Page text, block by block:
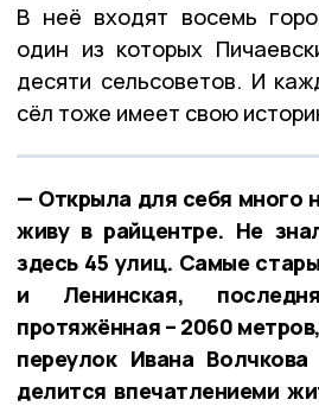
В неё входят восемь
один из которых
десяти сельсоветов. И
сёл тоже имеет свою
— Открыла для себя много
живу в райцентре. Не
здесь 45 улиц. Самые
и Ленинская,
протяжённая – 2060
переулок Ивана
делится впечатлениеми